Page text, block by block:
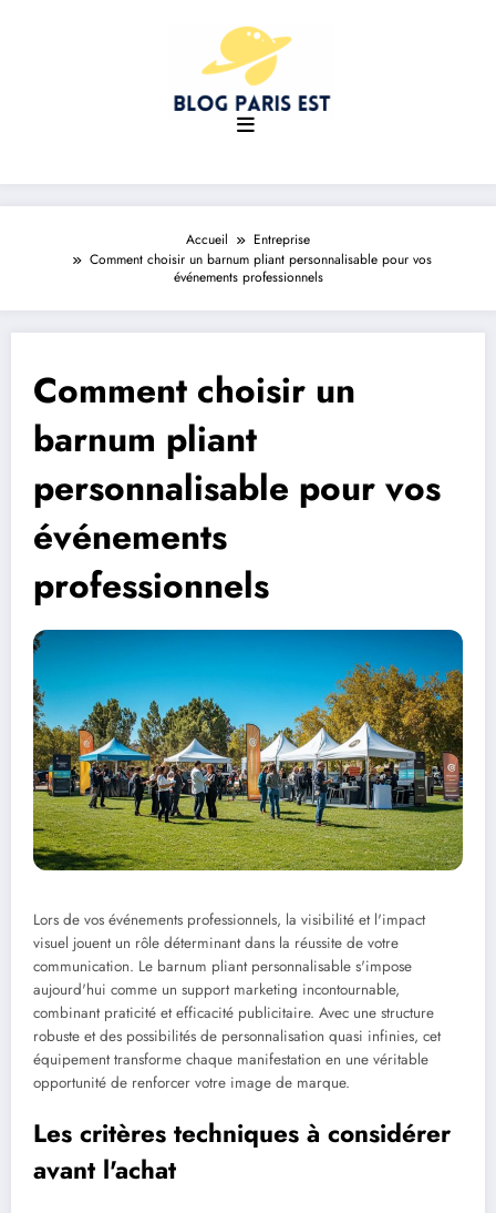
Accueil
Entreprise
Comment choisir un barnum pliant personnalisable pour vos
événements professionnels
Comment choisir un
barnum pliant
personnalisable pour vos
événements
professionnels
Lors de vos événements professionnels, la visibilité et l'impact
visuel jouent un rôle déterminant dans la réussite de votre
communication. Le barnum pliant personnalisable s'impose
aujourd'hui comme un support marketing incontournable,
combinant praticité et efficacité publicitaire. Avec une structure
robuste et des possibilités de personnalisation quasi infinies, cet
équipement transforme chaque manifestation en une véritable
opportunité de renforcer votre image de marque.
Les critères techniques à considérer
avant l'achat